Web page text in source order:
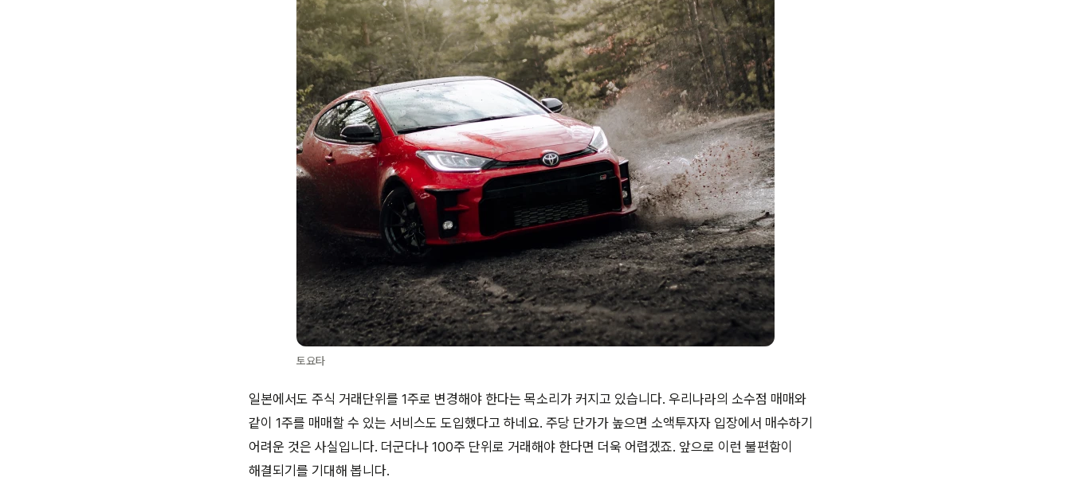
토요타
일본에서도 주식 거래단위를 1주로 변경해야 한다는 목소리가 커지고 있습니다. 우리나라의 소수점 매매와
같이 1주를 매매할 수 있는 서비스도 도입했다고 하네요. 주당 단가가 높으면 소액투자자 입장에서 매수하기
어려운 것은 사실입니다. 더군다나 100주 단위로 거래해야 한다면 더욱 어렵겠죠. 앞으로 이런 불편함이
해결되기를 기대해 봅니다.